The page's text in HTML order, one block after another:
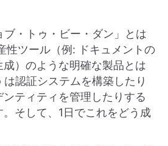
・トゥ・ビー・ダン」とは
性ツール（例: ドキュメントの
）のような明確な製品とは
認証システムを構築したり
ティティを管理したりする
。そして、1日でこれをどう成